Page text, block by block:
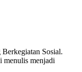
Sosial.
menulis menjadi